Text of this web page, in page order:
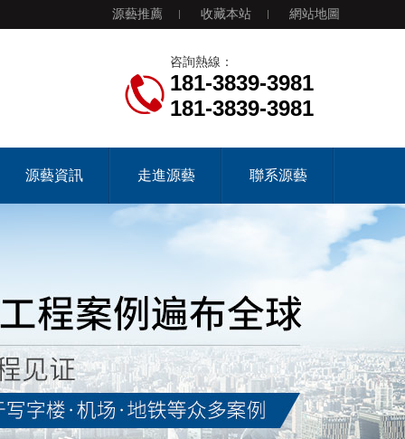
源藝推薦 收藏本站 網站地圖
咨詢熱線：
181-3839-3981
181-3839-3981
源藝資訊 走進源藝 聯系源藝